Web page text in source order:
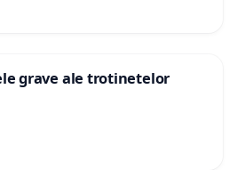
grave ale trotinetelor